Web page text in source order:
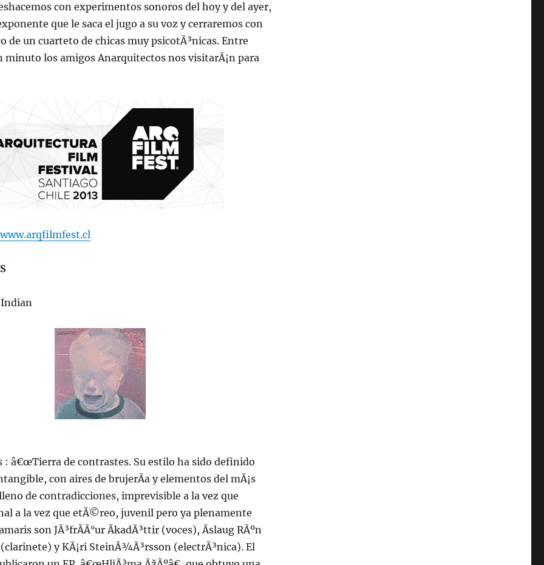
con experimentos sonoros del hoy y del ayer,
que le saca el jugo a su voz y cerraremos con
de un cuarteto de chicas muy psicotÃ³nicas. Entre
minuto los amigos Anarquitectos nos visitarÃ¡n para
www.arqfilmfest.cl
: â€œTierra de contrastes. Su estilo ha sido definido
con aires de brujerÃ­a y elementos del mÃ¡s
de contradicciones, imprevisible a la vez que
a la vez que etÃ©reo, juvenil pero ya plenamente
son JÃ³frÃ­Ã°ur ÃkadÃ³ttir (voces), Ãslaug RÃºn
y KÃ¡ri SteinÃ¾Ã³rsson (electrÃ³nica). El